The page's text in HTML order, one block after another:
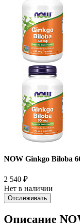
NOW Ginkgo Biloba
2 540 ₽
Нет в наличии
Отслеживать
Описание